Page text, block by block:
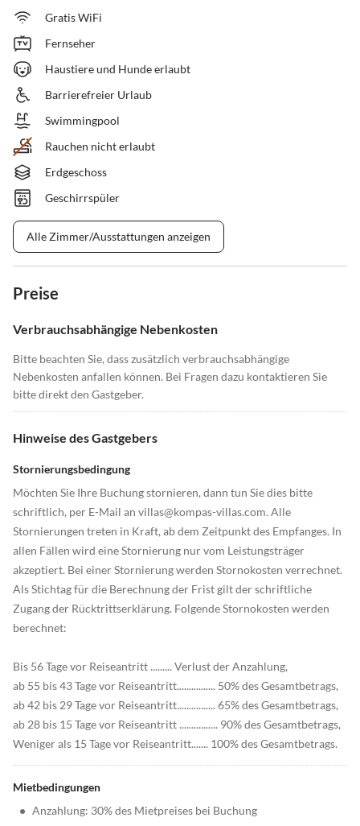
Gratis WiFi
Fernseher
Haustiere und Hunde erlaubt
Barrierefreier Urlaub
Swimmingpool
Rauchen nicht erlaubt
Erdgeschoss
Geschirrspüler
Alle Zimmer/Ausstattungen anzeigen
Preise
Verbrauchsabhängige Nebenkosten
Bitte beachten Sie, dass zusätzlich verbrauchsabhängige
Nebenkosten anfallen können. Bei Fragen dazu kontaktieren Sie
bitte direkt den Gastgeber.
Hinweise des Gastgebers
Stornierungsbedingung
Möchten Sie Ihre Buchung stornieren, dann tun Sie dies bitte
schriftlich, per E-Mail an villas@kompas-villas.com. Alle
Stornierungen treten in Kraft, ab dem Zeitpunkt des Empfanges. In
allen Fällen wird eine Stornierung nur vom Leistungsträger
akzeptiert. Bei einer Stornierung werden Stornokosten verrechnet.
Als Stichtag für die Berechnung der Frist gilt der schriftliche
Zugang der Rücktrittserklärung. Folgende Stornokosten werden
berechnet:
Bis 56 Tage vor Reiseantritt ......... Verlust der Anzahlung,
ab 55 bis 43 Tage vor Reiseantritt................ 50% des Gesamtbetrags,
ab 42 bis 29 Tage vor Reiseantritt................ 65% des Gesamtbetrags,
ab 28 bis 15 Tage vor Reiseantritt ................ 90% des Gesamtbetrags,
Weniger als 15 Tage vor Reiseantritt....... 100% des Gesamtbetrags.
Mietbedingungen
• Anzahlung: 30% des Mietpreises bei Buchung